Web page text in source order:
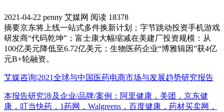
2021-04-22 penny 艾媒网 阅读 18378
摘要京东将上线一站式多件换新计划；字节跳动投资手机游戏
研发商“代码乾坤”；富士康大幅缩减在美建厂投资规模：从
100亿美元降低至6.72亿美元；生物医药企业“博雅辑因”获4亿
元B+轮融资。
艾媒咨询|2021全球与中国医药电商市场与发展趋势研究报告
本报告研究涉及企业/品牌/案例：阿里健康，美团，京东健
康，叮当快药，1药网，Walgreens，百度健康，药材买卖网，